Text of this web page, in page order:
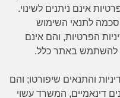
אינם ניתנים לשינוי.
לתנאי השימוש
הפרטיות, והם אינם
להשתמש באתר כלל.
והתנאים שיפורטו; והם
דינאמיים, המשרד עשוי